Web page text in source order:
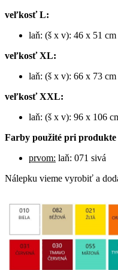
veľkosť L:
laň: (š x v): 46 x 51 cm
veľkosť XL:
laň: (š x v): 66 x 73 cm
veľkosť XXL:
laň: (š x v): 96 x 106
Farby použité pri
prvom: laň: 071 sivá
Nálepku vieme vyrobiť a